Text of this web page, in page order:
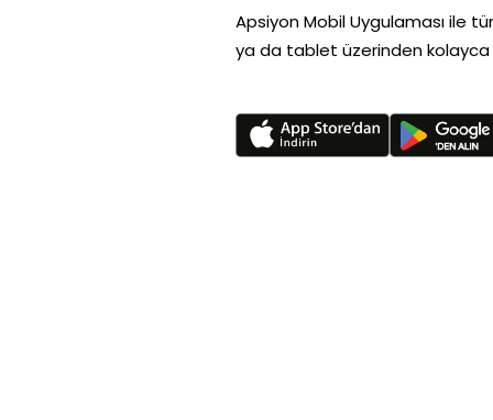
Apsiyon Mobil Uygulaması ile
ya da tablet üzerinden